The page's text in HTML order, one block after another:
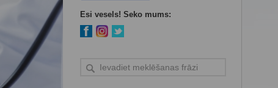
Esi vesels! Seko mums: